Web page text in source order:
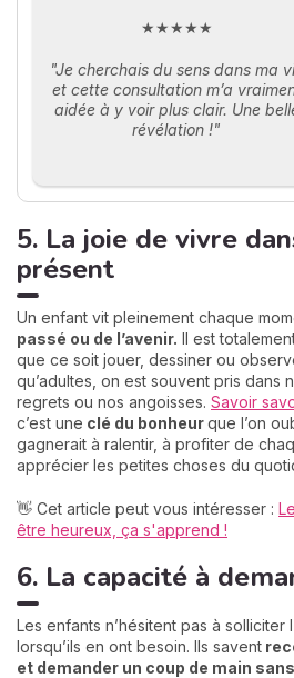
★★★★★
"Je cherchais du sens dans ma
et cette consultation m’a
aidée à y voir plus clair. Une
révélation !"
5. La joie de vivre
présent
Un enfant vit pleinement chaque
passé ou de l’avenir. Il est
que ce soit jouer, dessiner ou
qu’adultes, on est souvent pris dans
regrets ou nos angoisses. Savoir
c’est une clé du bonheurque l’on
gagnerait à ralentir, à profiter de
apprécier les petites choses du
👋 Cet article peut vous intéresser :
être heureux, ça s'apprend !
6. La capacité à
Les enfants n’hésitent pas à solliciter
lorsqu’ils en ont besoin. Ils savent
et demander un coup de main